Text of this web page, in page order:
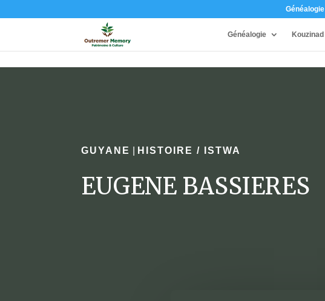
Généalogie
Généalogie Kouzinad
GUYANE HISTOIRE / ISTWA
EUGENE BASSIERES